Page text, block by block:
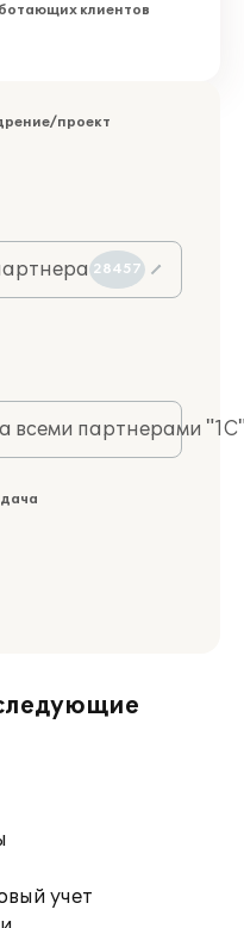
клиентов
проект
28457
всеми партнерами
учет